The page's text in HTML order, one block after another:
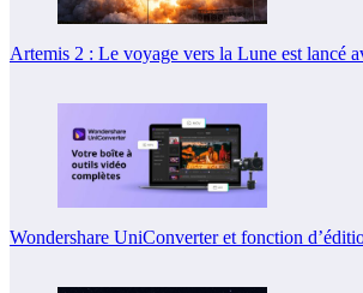
Artemis 2 : Le voyage vers la Lune est lancé
Wondershare UniConverter et fonction